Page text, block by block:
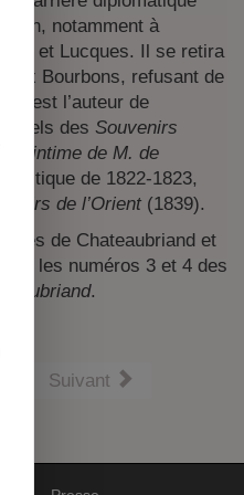
notamment à
et Lucques. Il se retira
aux Bourbons, refusant de
Il est l’auteur de
des Souvenirs
intime de M. de
de 1822-1823,
de l’Orient (1839).
de Chateaubriand et
les numéros 3 et 4 des
.
Suivant